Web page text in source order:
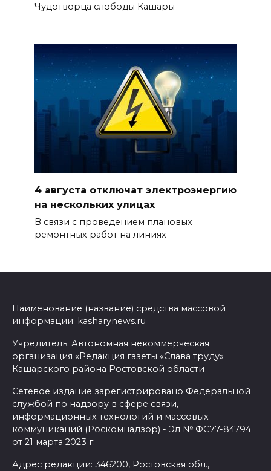
Чудотворца слободы Кашары
4 августа отключат электроэнергию
на нескольких улицах
В связи с проведением плановых
ремонтных работ на линиях
Наименование (название) средства массовой
информации: kasharynews.ru
Учредитель: Автономная некоммерческая
организация «Редакция газеты «Слава труду»
Кашарского района Ростовской области
Сетевое издание зарегистрировано Федеральной
службой по надзору в сфере связи,
информационных технологий и массовых
коммуникаций (Роскомнадзор) - Эл № ФС77-84794
от 21 марта 2023 г.
Адрес редакции: 346200, Ростовская обл.,